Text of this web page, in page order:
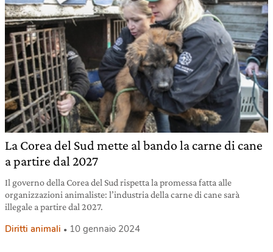
La Corea del Sud mette al bando la carne di cane
a partire dal 2027
Il governo della Corea del Sud rispetta la promessa fatta alle
organizzazioni animaliste: l’industria della carne di cane sarà
illegale a partire dal 2027.
Diritti animali 10 gennaio 2024